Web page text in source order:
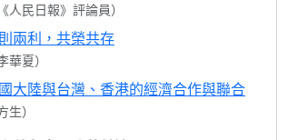
《人民日報》評論員）
兩利，共榮共存
華夏）
大陸與台灣、香港的經濟合作與聯合
生）